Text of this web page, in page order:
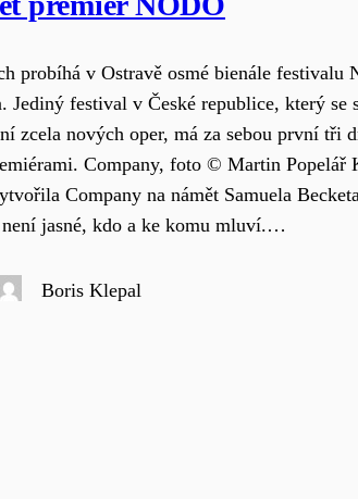
probíhá v Ostravě osmé bienále festivalu
Jediný festival v České republice, který se
zcela nových oper, má za sebou první tři
Company, foto © Martin Popelář
Company na námět Samuela
jasné, kdo a ke komu mluví.…
Boris Klepal